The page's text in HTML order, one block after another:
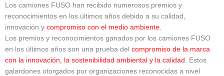
Los camiones FUSO han recibido numerosos premios y
reconocimientos en los últimos años debido a su calidad,
innovación y compromiso con el medio ambiente.
Los premios y reconocimientos ganados por los camiones FUSO
en los últimos años son una prueba del compromiso de la marca
con la innovación, la sostenibilidad ambiental y la calidad . Estos
galardones otorgados por organizaciones reconocidas a nivel